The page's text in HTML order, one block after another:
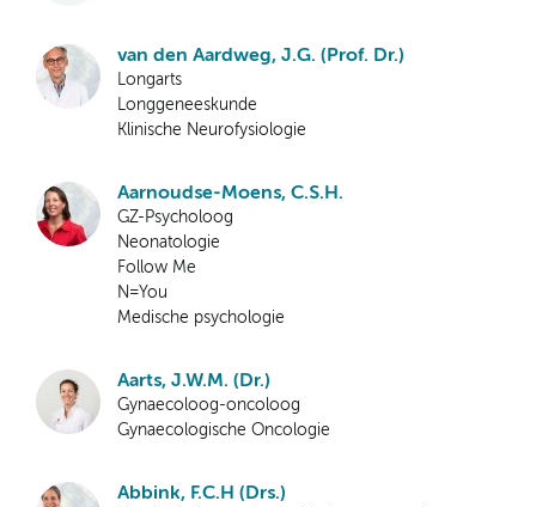
van den Aardweg, J.G. (Prof. Dr.)
Longarts
Longgeneeskunde
Klinische Neurofysiologie
Aarnoudse-Moens, C.S.H.
GZ-Psycholoog
Neonatologie
Follow Me
N=You
Medische psychologie
Aarts, J.W.M. (Dr.)
Gynaecoloog-oncoloog
Gynaecologische Oncologie
Abbink, F.C.H (Drs.)